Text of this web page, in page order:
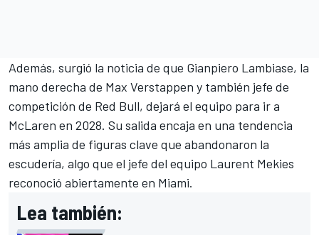
Además, surgió la noticia de que Gianpiero Lambiase, la
mano derecha de Max Verstappen y también jefe de
competición de Red Bull, dejará el equipo para ir a
McLaren en 2028. Su salida encaja en una tendencia
más amplia de figuras clave que abandonaron la
escudería, algo que el jefe del equipo Laurent Mekies
reconoció abiertamente en Miami.
Lea también: